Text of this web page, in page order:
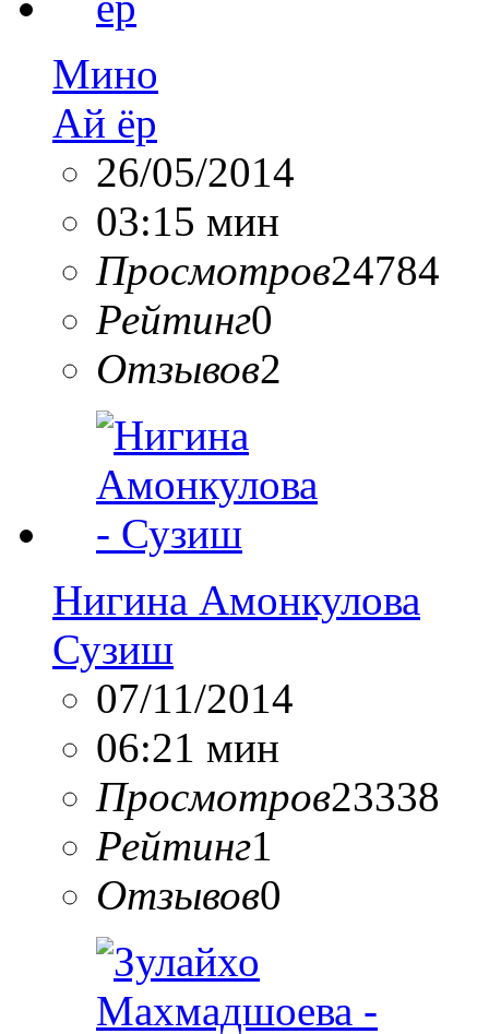
Мино
Ай ёр
26/05/2014
03:15 мин
Просмотров24784
Рейтинг0
Отзывов2
Нигина Амонкулова
Сузиш
07/11/2014
06:21 мин
Просмотров23338
Рейтинг1
Отзывов0